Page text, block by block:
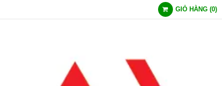
GIỎ HÀNG (0)